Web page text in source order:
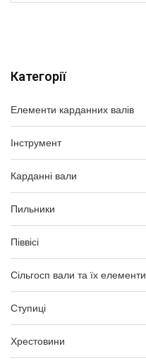
Категорії
Елементи карданних валів
Інструмент
Карданні вали
Пильники
Піввісі
Сільгосп вали та їх елементи
Ступиці
Хрестовини